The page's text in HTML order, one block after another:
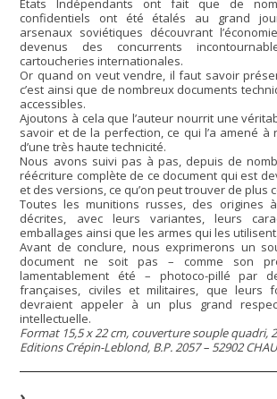
Etats Indépendants ont fait que de
confidentiels ont été étalés au grand
arsenaux soviétiques découvrant
devenus des concurrents
cartoucheries internationales.
Or quand on veut vendre, il faut savoir
c’est ainsi que de nombreux documents
accessibles.
Ajoutons à cela que l’auteur nourrit une
savoir et de la perfection, ce qui l’a amené à
d’une très haute technicité.
Nous avons suivi pas à pas, depuis de
réécriture complète de ce document qui est
et des versions, ce qu’on peut trouver de plus
Toutes les munitions russes, des origines
décrites, avec leurs variantes, leurs
emballages ainsi que les armes qui les utilisent.
Avant de conclure, nous exprimerons un
document ne soit pas – comme son
lamentablement été – photoco-pillé par
françaises, civiles et militaires, que leurs
devraient appeler à un plus grand
intellectuelle.
Format 15,5 x 22 cm, couverture souple quadri,
Editions Crépin-Leblond, B.P. 2057 – 52902